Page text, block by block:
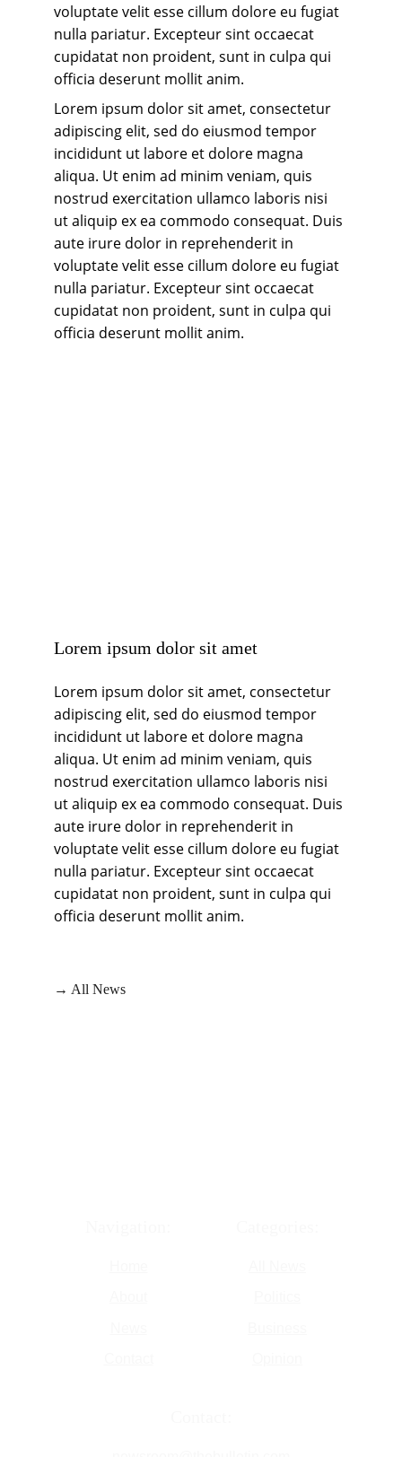
voluptate velit esse cillum dolore eu fugiat
nulla pariatur. Excepteur sint occaecat
cupidatat non proident, sunt in culpa qui
officia deserunt mollit anim.
Lorem ipsum dolor sit amet, consectetur
adipiscing elit, sed do eiusmod tempor
incididunt ut labore et dolore magna
aliqua. Ut enim ad minim veniam, quis
nostrud exercitation ullamco laboris nisi
ut aliquip ex ea commodo consequat. Duis
aute irure dolor in reprehenderit in
voluptate velit esse cillum dolore eu fugiat
nulla pariatur. Excepteur sint occaecat
cupidatat non proident, sunt in culpa qui
officia deserunt mollit anim.
Lorem ipsum dolor sit amet
Lorem ipsum dolor sit amet, consectetur
adipiscing elit, sed do eiusmod tempor
incididunt ut labore et dolore magna
aliqua. Ut enim ad minim veniam, quis
nostrud exercitation ullamco laboris nisi
ut aliquip ex ea commodo consequat. Duis
aute irure dolor in reprehenderit in
voluptate velit esse cillum dolore eu fugiat
nulla pariatur. Excepteur sint occaecat
cupidatat non proident, sunt in culpa qui
officia deserunt mollit anim.
→ All News